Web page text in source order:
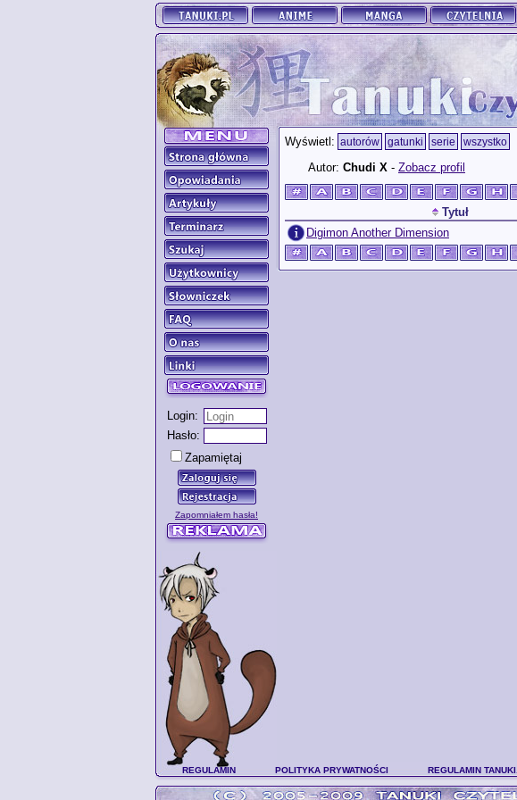
Login:
Hasło:
Zapamiętaj
Zapomniałem hasła!
Wyświetl: autorów gatunki serie wszystko
Autor: Chudi X - Zobacz profil
Tytuł
Digimon Another Dimension
REGULAMIN POLITYKA PRYWATNOŚCI REGULAMIN